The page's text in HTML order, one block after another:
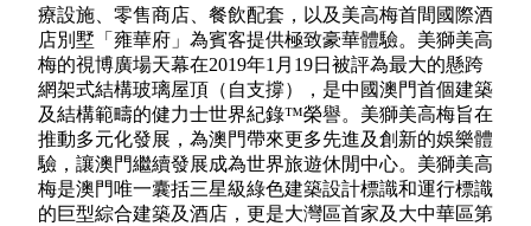
療設施、零售商店、餐飲配套，以及美高梅首間國際酒
店別墅「雍華府」為賓客提供極致豪華體驗。美獅美高
梅的視博廣場天幕在2019年1月19日被評為最大的懸跨
網架式結構玻璃屋頂（自支撐），是中國澳門首個建築
及結構範疇的健力士世界紀錄™榮譽。美獅美高梅旨在
推動多元化發展，為澳門帶來更多先進及創新的娛樂體
驗，讓澳門繼續發展成為世界旅遊休閒中心。美獅美高
梅是澳門唯一囊括三星級綠色建築設計標識和運行標識
的巨型綜合建築及酒店，更是大灣區首家及大中華區第